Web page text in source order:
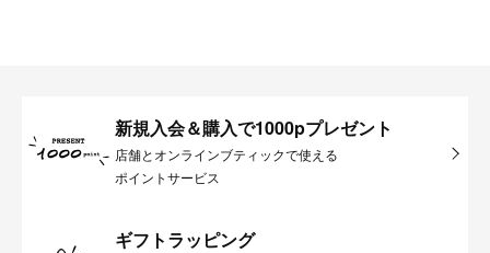
新規入会＆購入で1000pプレゼント
店舗とオンラインブティックで使える
ポイントサービス
ギフトラッピング